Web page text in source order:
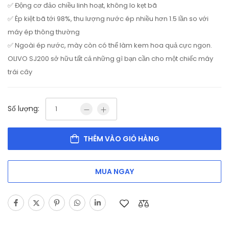
✅ Động cơ đảo chiều linh hoạt, không lo kẹt bã
✅ Ép kiệt bã tới 98%, thu lượng nước ép nhiều hơn 1.5 lần so với
máy ép thông thường
✅ Ngoài ép nước, mày còn có thể làm kem hoa quả cực ngon.
OLIVO SJ200 sở hữu tất cả những gì bạn cần cho một chiếc máy
trái cây
Số lượng:
THÊM VÀO GIỎ HÀNG
MUA NGAY